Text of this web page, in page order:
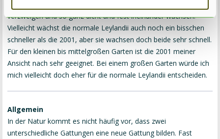
verzweigen und so ganz dicht und fest ineinander wachsen.
Vielleicht wächst die normale Leylandii auch noch ein bisschen
schneller als die 2001, aber sie wachsen doch beide sehr schnell.
Für den kleinen bis mittelgroßen Garten ist die 2001 meiner
Ansicht nach sehr geeignet. Bei einem großen Garten würde ich
mich vielleicht doch eher für die normale Leylandii entscheiden.
Allgemein
In der Natur kommt es nicht häufig vor, dass zwei
unterschiedliche Gattungen eine neue Gattung bilden. Fast